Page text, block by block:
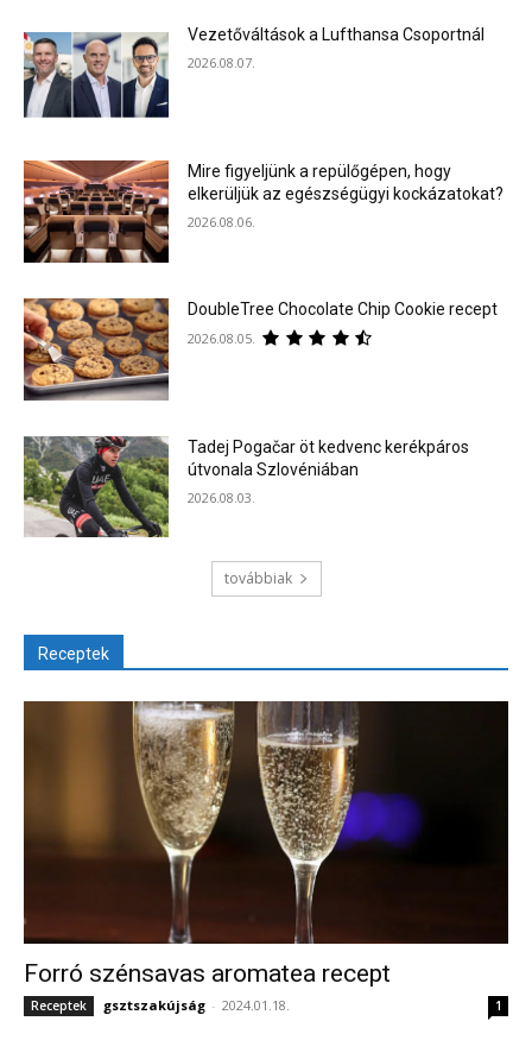
Vezetőváltások a Lufthansa Csoportnál
2026.08.07.
Mire figyeljünk a repülőgépen, hogy
elkerüljük az egészségügyi kockázatokat?
2026.08.06.
DoubleTree Chocolate Chip Cookie recept
2026.08.05.
Tadej Pogačar öt kedvenc kerékpáros
útvonala Szlovéniában
2026.08.03.
továbbiak
Receptek
Forró szénsavas aromatea recept
Receptek gsztszakújság - 2024.01.18. 1